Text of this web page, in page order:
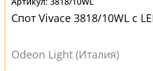
Спот Vivace 3818/10WL с
Odeon Light (Италия)